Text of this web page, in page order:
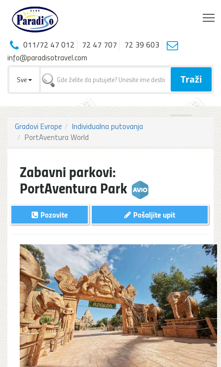
011/72 47 012 72 47 707
72 39 603
info@paradisotravel.com
Sve Traži
Gradovi Evrope
Individualna putovanja
PortAventura World
Zabavni parkovi:
PortAventura Park
Pošaljite upit
Pozovite